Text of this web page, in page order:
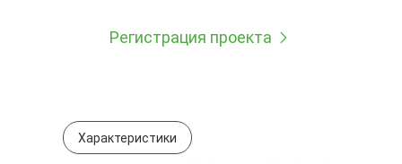
Регистрация проекта
Характеристики